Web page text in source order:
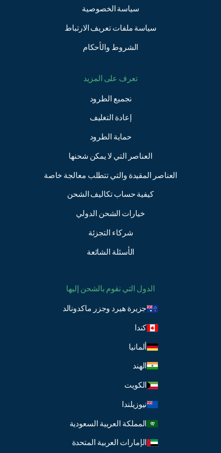
سياسة الخصوصية
سياسة ملفات تعريف الارتباط
الشروط والأحكام
تعرف على المزيد
تجميع الطرود
إعادة التغليف
حماية الطرود
العناصر التي لا يمكن شحنها
العناصر المقيدة والتي تتطلب معالجة خاصة
كيفية حساب تكاليف الشحن
خيارات الشحن الدولي
شركاء التجزئة
الأسئلة الشائعة
الدول التي نقوم بالشحن إليها
جزيرة هيرد وجزر ماكدونالد
كندا
ألمانيا
الهند
الكويت
نيوزيلندا
المملكة العربية السعودية
الإمارات العربية المتحدة